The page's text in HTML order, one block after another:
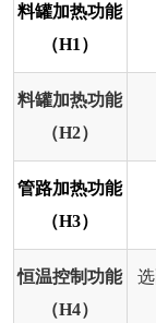
料罐加热功能
（H1）
料罐加热功能
（H2）
管路加热功能
（H3）
恒温控制功能
（H4）